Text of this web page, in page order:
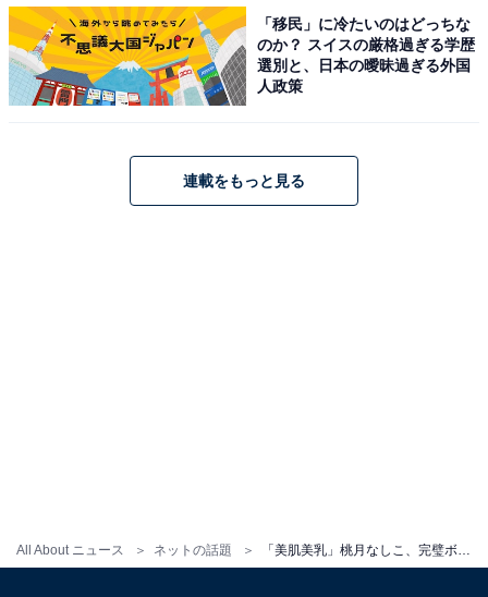
All About ニュース ネットの話題
「移民」に冷たいのはどっちな
のか？ スイスの厳格過ぎる学歴
選別と、日本の曖昧過ぎる外国
人政策
連載をもっと見る